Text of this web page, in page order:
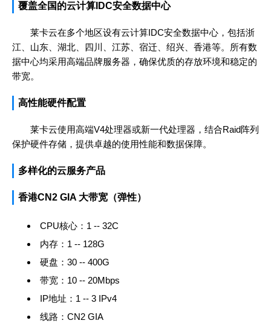
覆盖全国的云计算IDC安全数据中心
莱卡云在多个地区设有云计算IDC安全数据中心，包括浙
江、山东、湖北、四川、江苏、宿迁、绍兴、香港等。所有数
据中心均采用高端品牌服务器，确保优质的存放环境和稳定的
带宽。
高性能硬件配置
莱卡云使用高端V4处理器或新一代处理器，结合Raid阵列
保护硬件存储，提供卓越的使用性能和数据保障。
多样化的云服务产品
香港CN2 GIA 大带宽（弹性）
CPU核心：1 -- 32C
内存：1 -- 128G
硬盘：30 -- 400G
带宽：10 -- 20Mbps
IP地址：1 -- 3 IPv4
线路：CN2 GIA